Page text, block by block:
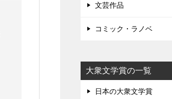
文芸作品
コミック・ラノベ
大衆文学賞の一覧
日本の大衆文学賞